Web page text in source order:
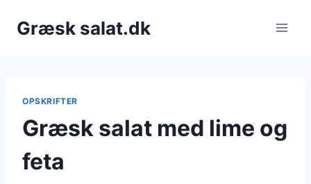
Græsk salat.dk
OPSKRIFTER
Græsk salat med lime og
feta